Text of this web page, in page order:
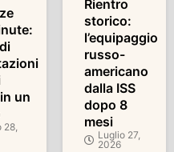
un
28,
Rientro
storico:
l’equipaggio
russo-
americano
dalla ISS
dopo 8
mesi
Luglio 27,
2026